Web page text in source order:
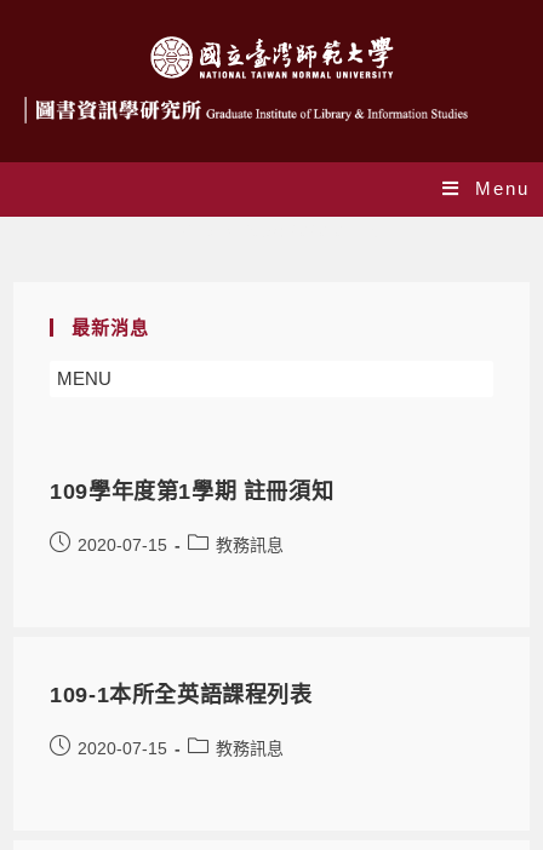
Menu
最新消息
MENU
109學年度第1學期 註冊須知
2020-07-15 教務訊息
109-1本所全英語課程列表
2020-07-15 教務訊息